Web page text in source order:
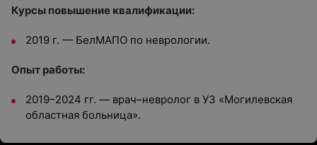
Курсы повышение квалификации:
2019 г. — БелМАПО по неврологии.
Опыт работы:
2019–2024 гг. — врач–невролог в УЗ «Могилевская
областная больница».